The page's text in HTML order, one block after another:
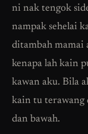
ni nak tengok
nampak sehelai
ditambah mamai
kenapa lah kain
kawan aku. Bila
kain tu terawang
dan bawah.